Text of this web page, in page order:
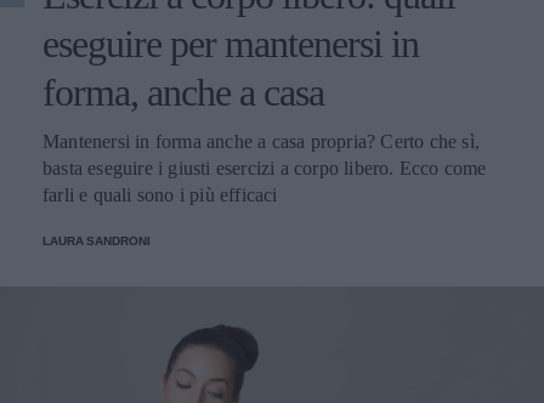
eseguire per mantenersi in
forma, anche a casa
Mantenersi in forma anche a casa propria? Certo che sì,
basta eseguire i giusti esercizi a corpo libero. Ecco come
farli e quali sono i più efficaci
LAURA SANDRONI